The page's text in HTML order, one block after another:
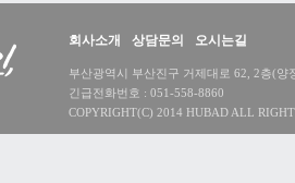
회사소개 상담문의 오시는길
부산광역시 부산진구 거제대로 62, 2층(양
긴급전화번호 : 051-558-8860
COPYRIGHT(C) 2014 HUBAD ALL